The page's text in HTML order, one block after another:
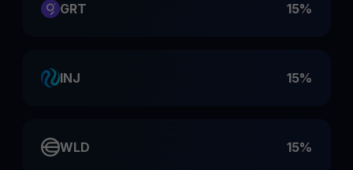
GRT 15%
INJ 15%
WLD 15%